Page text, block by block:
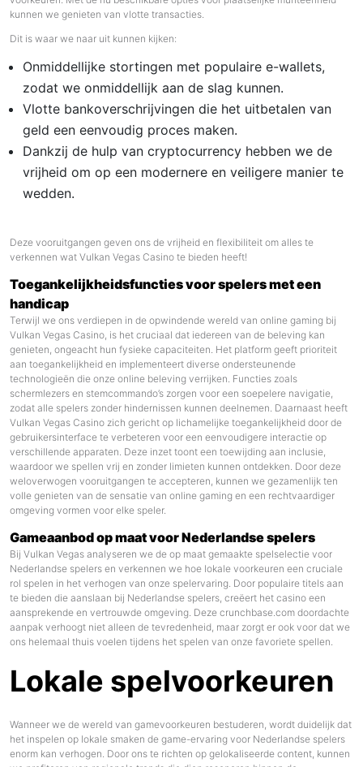
kunnen we genieten van vlotte transacties.
Dit is waar we naar uit kunnen kijken:
Onmiddellijke stortingen met populaire e-wallets,
zodat we onmiddellijk aan de slag kunnen.
Vlotte bankoverschrijvingen die het uitbetalen van
geld een eenvoudig proces maken.
Dankzij de hulp van cryptocurrency hebben we de
vrijheid om op een modernere en veiligere manier te
wedden.
Deze vooruitgangen geven ons de vrijheid en flexibiliteit om alles te
verkennen wat Vulkan Vegas Casino te bieden heeft!
Toegankelijkheidsfuncties voor spelers met een
handicap
Terwijl we ons verdiepen in de opwindende wereld van online gaming bij
Vulkan Vegas Casino, is het cruciaal dat iedereen van de beleving kan
genieten, ongeacht hun fysieke capaciteiten. Het platform geeft prioriteit
aan toegankelijkheid en implementeert diverse ondersteunende
technologieën die onze online beleving verrijken. Functies zoals
schermlezers en stemcommando’s zorgen voor een soepelere navigatie,
zodat alle spelers zonder hindernissen kunnen deelnemen. Daarnaast heeft
Vulkan Vegas Casino zich gericht op lichamelijke toegankelijkheid door de
gebruikersinterface te verbeteren voor een eenvoudigere interactie op
verschillende apparaten. Deze inzet toont een toewijding aan inclusie,
waardoor we spellen vrij en zonder limieten kunnen ontdekken. Door deze
weloverwogen vooruitgangen te accepteren, kunnen we gezamenlijk ten
volle genieten van de sensatie van online gaming en een rechtvaardiger
omgeving vormen voor elke speler.
Gameaanbod op maat voor Nederlandse spelers
Bij Vulkan Vegas analyseren we de op maat gemaakte spelselectie voor
Nederlandse spelers en verkennen we hoe lokale voorkeuren een cruciale
rol spelen in het verhogen van onze spelervaring. Door populaire titels aan
te bieden die aanslaan bij Nederlandse spelers, creëert het casino een
aansprekende en vertrouwde omgeving. Deze crunchbase.com doordachte
aanpak verhoogt niet alleen de tevredenheid, maar zorgt er ook voor dat we
ons helemaal thuis voelen tijdens het spelen van onze favoriete spellen.
Lokale spelvoorkeuren
Wanneer we de wereld van gamevoorkeuren bestuderen, wordt duidelijk dat
het inspelen op lokale smaken de game-ervaring voor Nederlandse spelers
enorm kan verhogen. Door ons te richten op gelokaliseerde content, kunnen